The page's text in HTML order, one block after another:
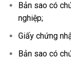
Bản sao có
nghiệp;
Giấy chứng
Bản sao có